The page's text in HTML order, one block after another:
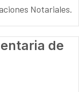
Notariales.
de